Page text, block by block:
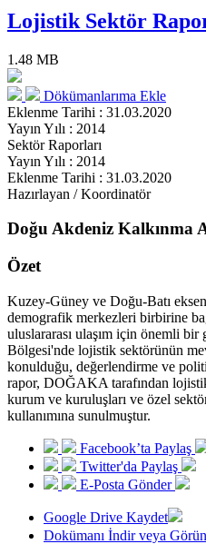
Lojistik Sektör
1.48 MB
Dökümanlarıma Ekle
Eklenme Tarihi : 31.03.2020
Yayın Yılı : 2014
Sektör Raporları
Yayın Yılı : 2014
Eklenme Tarihi : 31.03.2020
Hazırlayan / Koordinatör
Doğu Akdeniz Kalkınma
Özet
Kuzey-Güney ve Doğu-Batı
demografik merkezleri birbirine
uluslararası ulaşım için önemli
Bölgesi'nde lojistik sektörünün
konulduğu, değerlendirme ve
rapor, DOĞAKA tarafından
kurum ve kuruluşları ve özel sektör
kullanımına sunulmuştur.
Facebook’ta Paylaş
Twitter'da Paylaş
E-Posta Gönder
Google Drive Kaydet
Dokümanı İndir veya